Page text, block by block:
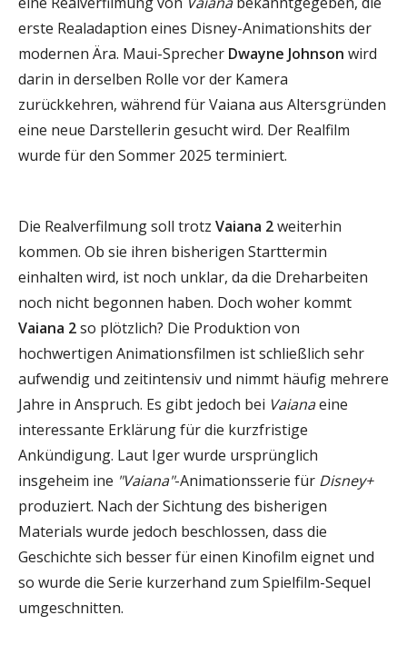
erste Realadaption eines Disney-Animationshits der
modernen Ära. Maui-Sprecher Dwayne Johnson wird
darin in derselben Rolle vor der Kamera
zurückkehren, während für Vaiana aus Altersgründen
eine neue Darstellerin gesucht wird. Der Realfilm
wurde für den Sommer 2025 terminiert.
Die Realverfilmung soll trotz Vaiana 2weiterhin
kommen. Ob sie ihren bisherigen Starttermin
einhalten wird, ist noch unklar, da die Dreharbeiten
noch nicht begonnen haben. Doch woher kommt
Vaiana 2so plötzlich? Die Produktion von
hochwertigen Animationsfilmen ist schließlich sehr
aufwendig und zeitintensiv und nimmt häufig mehrere
Jahre in Anspruch. Es gibt jedoch bei Vaianaeine
interessante Erklärung für die kurzfristige
Ankündigung. Laut Iger wurde ursprünglich
insgeheim ine "Vaiana"-Animationsserie für Disney+
produziert. Nach der Sichtung des bisherigen
Materials wurde jedoch beschlossen, dass die
Geschichte sich besser für einen Kinofilm eignet und
so wurde die Serie kurzerhand zum Spielfilm-Sequel
umgeschnitten.